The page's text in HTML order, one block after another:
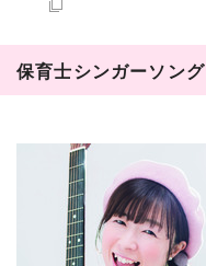
保育士シンガーソン